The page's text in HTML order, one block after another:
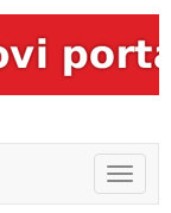
Toggle